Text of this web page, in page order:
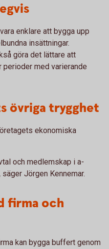
enklare att bygga upp
insättningar.
göra det lättare att
med varierande
övriga trygghet
ekonomiska
och medlemskap i a-
Jörgen Kennemar.
firma och
kan bygga buffert genom